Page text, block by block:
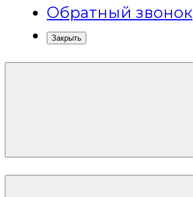
Обратный звонок
Закрыть